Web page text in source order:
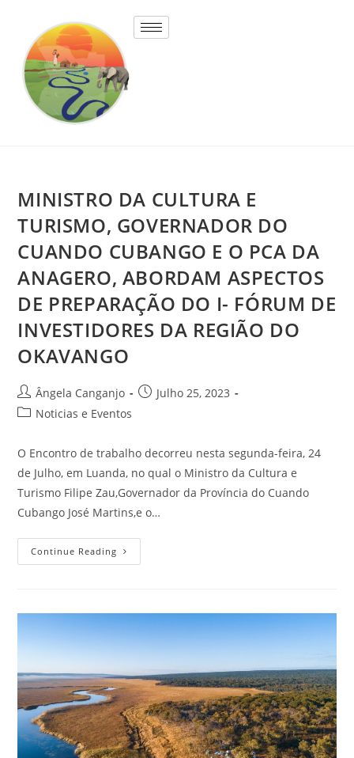
MINISTRO DA CULTURA E
TURISMO, GOVERNADOR DO
CUANDO CUBANGO E O PCA DA
ANAGERO, ABORDAM ASPECTOS
DE PREPARAÇÃO DO I- FÓRUM DE
INVESTIDORES DA REGIÃO DO
OKAVANGO
Ângela Canganjo
Julho 25, 2023
Noticias e Eventos
O Encontro de trabalho decorreu nesta segunda-feira, 24
de Julho, em Luanda, no qual o Ministro da Cultura e
Turismo Filipe Zau,Governador da Província do Cuando
Cubango José Martins,e o…
Continue Reading